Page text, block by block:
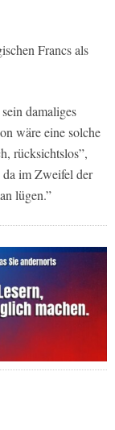
Francs als
damaliges
wäre eine solche
rücksichtslos”,
da im Zweifel der
lügen.”